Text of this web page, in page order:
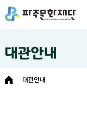
대관안내
대관안내